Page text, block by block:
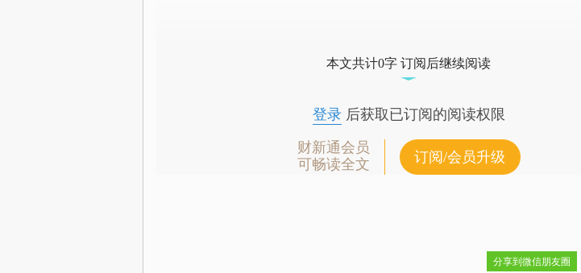
本文共计0字 订阅后继续阅读
登录后获取已订阅的阅读权限
财新通会员
可畅读全文
订阅/会员升级
分享到微信朋友圈